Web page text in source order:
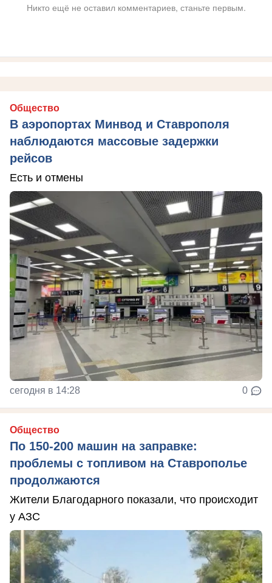
Никто ещё не оставил комментариев, станьте первым.
Общество
В аэропортах Минвод и Ставрополя
наблюдаются массовые задержки
рейсов
Есть и отмены
сегодня в 14:28 0
Общество
По 150-200 машин на заправке:
проблемы с топливом на Ставрополье
продолжаются
Жители Благодарного показали, что происходит
у АЗС